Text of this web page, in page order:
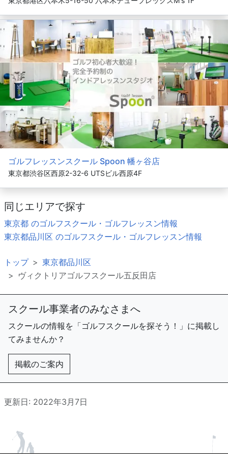
ゴルフレッスンスクール Spoon 幡ヶ谷店
東京都渋谷区西原2-32-6 UTSビル西原4F
同じエリアで探す
東京都 のゴルフスクール・ゴルフレッスン情報
東京都品川区 のゴルフスクール・ゴルフレッスン情報
トップ
東京都品川区
ヴィクトリアゴルフスクール五反田店
スクール事業者のみなさまへ
スクールの情報を「ゴルフスクールを探そう！」に掲載し
てみませんか？
掲載のご案内
更新日: 2022年3月7日